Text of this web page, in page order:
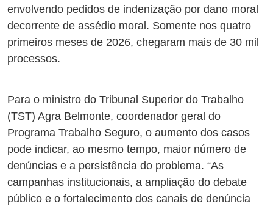
envolvendo pedidos de indenização por dano moral
decorrente de assédio moral. Somente nos quatro
primeiros meses de 2026, chegaram mais de 30 mil
processos.
Para o ministro do Tribunal Superior do Trabalho
(TST) Agra Belmonte, coordenador geral do
Programa Trabalho Seguro, o aumento dos casos
pode indicar, ao mesmo tempo, maior número de
denúncias e a persistência do problema. “As
campanhas institucionais, a ampliação do debate
público e o fortalecimento dos canais de denúncia